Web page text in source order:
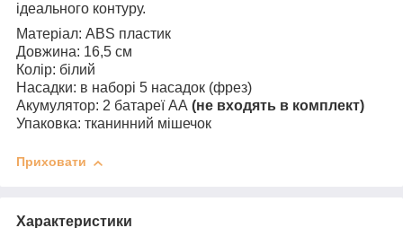
ідеального контуру.
Матеріал: ABS пластик
Довжина: 16,5 см
Колір: білий
Насадки: в наборі 5 насадок (фрез)
Акумулятор: 2 батареї АА (не входять в комплект)
Упаковка: тканинний мішечок
Приховати
Характеристики